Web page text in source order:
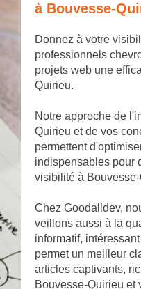
à Bouvesse-
Donnez à votre
professionnels
projets web une
Quirieu.
Notre approche de
Quirieu et de vos
permettent
indispensables pour
visibilité à
Chez Goodalldev,
veillons aussi à la
informatif,
permet un meilleur
articles captivants,
Bouvesse-Quirieu et